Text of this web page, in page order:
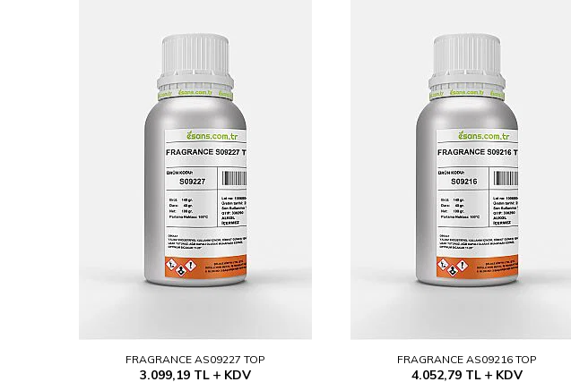
FRAGRANCE AS09227 TOP
3.099,19 TL KDV
FRAGRANCE AS09216 TOP
4.052,79TL KDV